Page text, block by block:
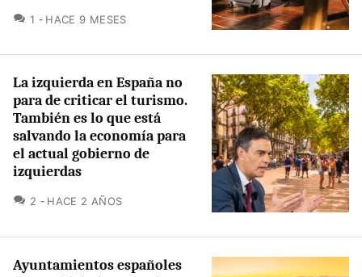
1 COMENTARIOS
HACE 9 MESES
La izquierda en España no
para de criticar el turismo.
También es lo que está
salvando la economía para
el actual gobierno de
izquierdas
2 COMENTARIOS
HACE 2 AÑOS
Ayuntamientos españoles